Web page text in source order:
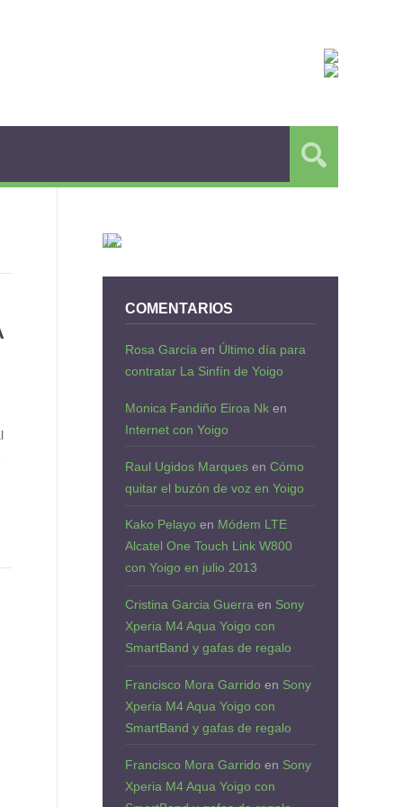
COMENTARIOS
Rosa García en Último día para
contratar La Sinfín de Yoigo
Monica Fandiño Eiroa Nk en
Internet con Yoigo
Raul Ugidos Marques en Cómo
quitar el buzón de voz en Yoigo
Kako Pelayo en Módem LTE
Alcatel One Touch Link W800
con Yoigo en julio 2013
Cristina Garcia Guerra en Sony
Xperia M4 Aqua Yoigo con
SmartBand y gafas de regalo
Francisco Mora Garrido en Sony
Xperia M4 Aqua Yoigo con
SmartBand y gafas de regalo
Francisco Mora Garrido en Sony
Xperia M4 Aqua Yoigo con